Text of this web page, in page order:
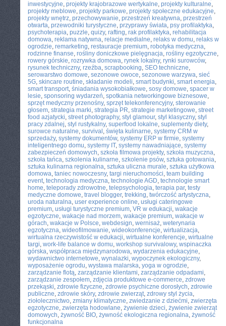
inwestycyjne, projekty krajobrazowe wertykalne, projekty kulturalne,
projekty meblowe, projekty parkowe, projekty społeczne edukacyjne,
projekty wnętrz, przechowywanie, przestrzeń kreatywna, przestrzeń
otwarta, przewodniki turystyczne, przyprawy świata, psy profilaktyka,
psychoterapia, puzzle, quizy, rafting, rak profilaktyka, rehabilitacja
domowa, reklama natywna, relacje medialne, relaks w domu, relaks w
ogrodzie, remarketing, restauracje premium, robotyka medyczna,
rodzinne finanse, rośliny doniczkowe pielęgnacja, rośliny egzotyczne,
rowery górskie, rozrywka domowa, rynek lokalny, rynki surowców,
rysunek techniczny, rzeźba, scrapbooking, SEO techniczne,
serowarstwo domowe, sezonowe owoce, sezonowe warzywa, sieć
5G, skincare routine, składanie modeli, smart budynki, smart energia,
smart transport, śniadania wysokobiałkowe, sosy domowe, spacer w
lesie, sponsoring wydarzeń, spotkania networkingowe biznesowe,
sprzęt medyczny przenośny, sprzęt telekonferencyjny, sterowanie
głosem, strategia marki, strategia PR, strategie marketingowe, street
food azjatycki, street photography, styl glamour, styl klasyczny, styl
pracy zdalnej, styl rustykalny, superfood lokalne, suplementy diety,
surowce naturalne, survival , święta kulinarne, systemy CRM w
sprzedaży, systemy dokumentów, systemy ERP w firmie, systemy
inteligentnego domu, systemy IT, systemy nawadniające, systemy
zabezpieczeń domowych, szkoła filmowa projekty, szkoła muzyczna,
szkoła tańca, szkolenia kulinarne, szkolenie psów, sztuka gotowania,
sztuka kulinarna regionalna, sztuka uliczna murale, sztuka użytkowa
domowa, taniec nowoczesny, targi nieruchomości, team building
event, technologia medyczna, technologie AGD, technologie smart
home, teleporady zdrowotne, telepsychologia, terapia par, testy
medyczne domowe, travel blogger, trekking, twórczość artystyczna,
uroda naturalna, user experience online, usługi cateringowe
premium, usługi turystyczne premium, VR w edukacji, wakacje
egzotyczne, wakacje nad morzem, wakacje premium, wakacje w
górach, wakacje w Polsce, webdesign, wernisaż, weterynaria
egzotyczna, wideofilmowanie, wideokonferencje, wirtualizacja,
wirtualna rzeczywistość w edukacji, wirtualne konferencje, wirtualne
targi, work-life balance w domu, workshop survivalowy, wspinaczka
górska, współpraca międzynarodowa, wydarzenia edukacyjne,
wydawnictwo internetowe, wynalazki, wypoczynek ekologiczny,
wyposażenie ogrodu, wystawa malarska, yoga w ogrodzie,
zarządzanie flotą, zarządzanie klientami, zarządzanie odpadami,
zarządzanie zespołem, zdjęcia produktowe e-commerce, zdrowe
przekąski, zdrowie fizyczne, zdrowie psychiczne dorosłych, zdrowie
publiczne, zdrowie skóry, zdrowie zwierząt, zdrowy styl życia,
ziołolecznictwo, zmiany klimatyczne, zwiedzanie z dziećmi, zwierzęta
egzotyczne, zwierzęta hodowlane, żywienie dzieci, żywienie zwierząt
domowych, żywność BIO, żywność ekologiczna regionalna, żywność
funkcjonalna